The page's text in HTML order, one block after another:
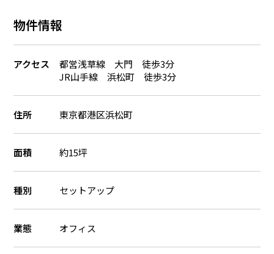
物件情報
アクセス
都営浅草線 大門 徒歩3分
JR山手線 浜松町 徒歩3分
住所 東京都港区浜松町
面積 約15坪
種別 セットアップ
業態 オフィス